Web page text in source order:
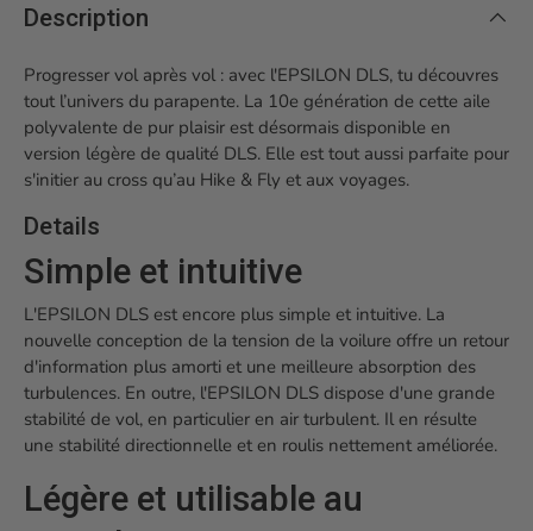
Description
Progresser vol après vol : avec l'EPSILON DLS, tu découvres
tout l’univers du parapente. La 10e génération de cette aile
polyvalente de pur plaisir est désormais disponible en
version légère de qualité DLS. Elle est tout aussi parfaite pour
s'initier au cross qu’au Hike & Fly et aux voyages.
Details
Simple et intuitive
L'EPSILON DLS est encore plus simple et intuitive. La
nouvelle conception de la tension de la voilure offre un retour
d'information plus amorti et une meilleure absorption des
turbulences. En outre, l'EPSILON DLS dispose d'une grande
stabilité de vol, en particulier en air turbulent. Il en résulte
une stabilité directionnelle et en roulis nettement améliorée.
Légère et utilisable au